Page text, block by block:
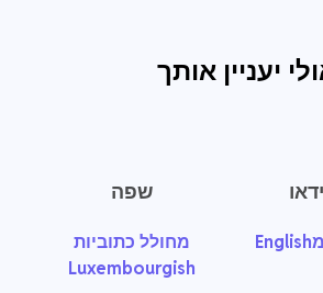
יעניין אותך
תרגם אודיו/ווידאו מEnglish
שפה
מחולל כתוביות
Luxembourgish